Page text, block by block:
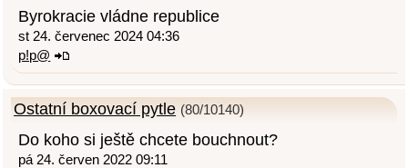
Byrokracie vládne republice
st 24. červenec 2024 04:36
p!p@
Ostatní boxovací pytle (80/10140)
Do koho si ještě chcete bouchnout?
pá 24. červen 2022 09:11